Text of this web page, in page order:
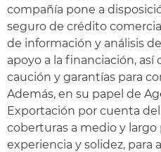
compañía pone a
seguro de crédito
de información y análisis
apoyo a la financiación,
caución y garantías para
Además, en su papel de
Exportación por cuenta
coberturas a medio y largo
experiencia y solidez, para